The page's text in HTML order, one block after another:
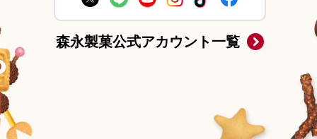
森永製菓公式アカウント一覧